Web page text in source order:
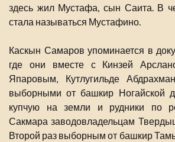
здесь жил Мустафа, сын Саита. В
стала называться Мустафино.
Каскын Самаров упоминается в
где они вместе с Кинзей
Япаровым, Кутлугильде
выборными от башкир Ногайской
купчую на земли и рудники по
Сакмара заводовладельцам
Второй раз выборным от башкир